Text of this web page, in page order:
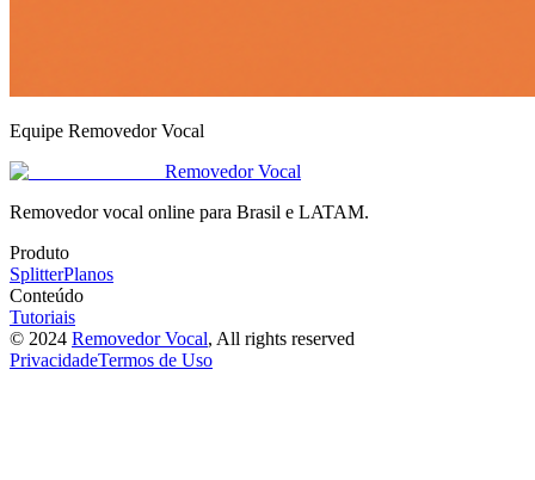
Equipe Removedor Vocal
Removedor Vocal
Removedor vocal online para Brasil e LATAM.
Produto
SplitterPlanos
Conteúdo
Tutoriais
© 2024 Removedor Vocal, All rights reserved
PrivacidadeTermos de Uso